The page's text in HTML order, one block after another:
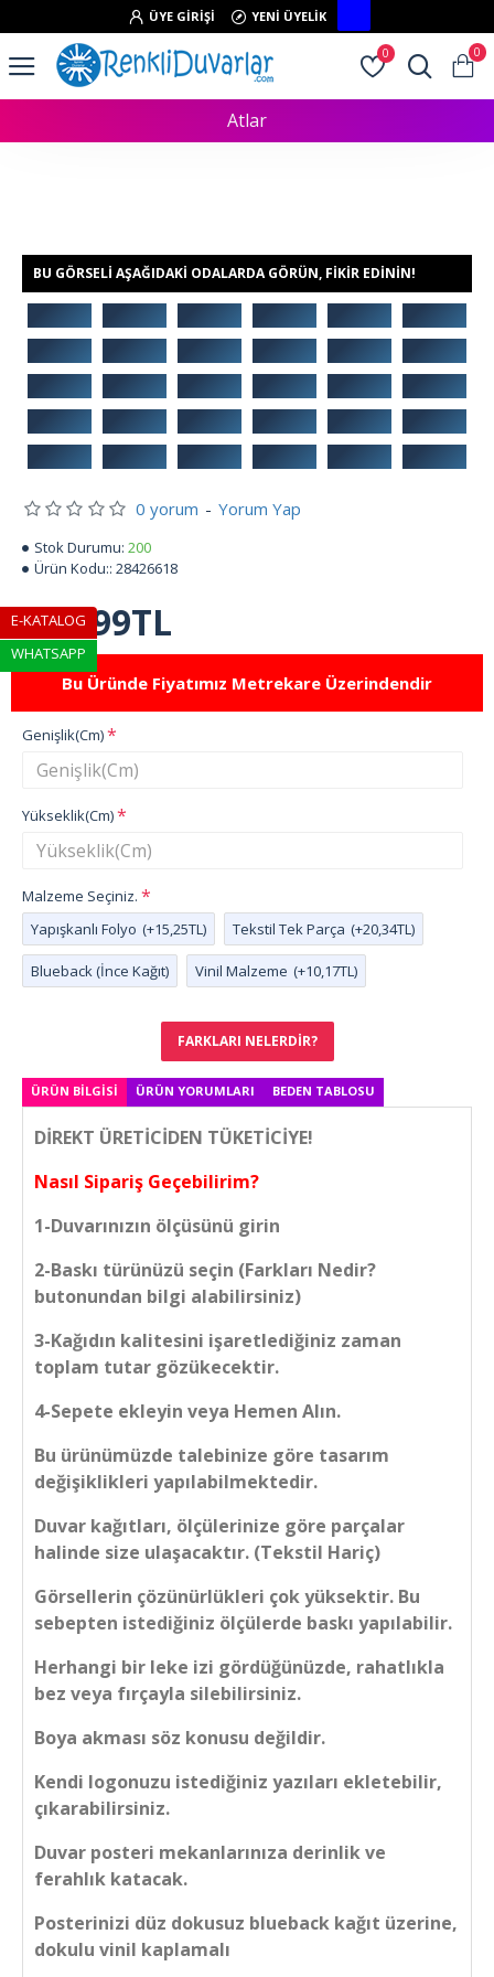
ÜYE GIRIŞI YENI ÜYELIK
0 0
Atlar
BU GÖRSELI AŞAĞIDAKI ODALARDA GÖRÜN, FIKIR EDININ!
FARKLARI NELERDIR?
Bu Üründe Fiyatımız Metrekare Üzerindendir
Stok Durumu: 200
Ürün Kodu:: 28426618
0 yorum - Yorum Yap
799,99TL
Genişlik(Cm)
Yükseklik(Cm)
Malzeme Seçiniz.
Yapışkanlı Folyo (+15,25TL) Tekstil Tek Parça (+20,34TL)
Blueback (İnce Kağıt) Vinil Malzeme (+10,17TL)
ÜRÜN BILGISI ÜRÜN YORUMLARI BEDEN TABLOSU
DİREKT ÜRETİCİDEN TÜKETİCİYE!
Nasıl Sipariş Geçebilirim?
1-Duvarınızın ölçüsünü girin
2-Baskı türünüzü seçin (Farkları Nedir?
butonundan bilgi alabilirsiniz)
3-Kağıdın kalitesini işaretlediğiniz zaman
toplam tutar gözükecektir.
4-Sepete ekleyin veya Hemen Alın.
Bu ürünümüzde talebinize göre tasarım
değişiklikleri yapılabilmektedir.
Duvar kağıtları, ölçülerinize göre parçalar
halinde size ulaşacaktır. (Tekstil Hariç)
Görsellerin çözünürlükleri çok yüksektir. Bu
sebepten istediğiniz ölçülerde baskı yapılabilir.
Herhangi bir leke izi gördüğünüzde, rahatlıkla
bez veya fırçayla silebilirsiniz.
Boya akması söz konusu değildir.
Kendi logonuzu istediğiniz yazıları ekletebilir,
çıkarabilirsiniz.
Duvar posteri mekanlarınıza derinlik ve
ferahlık katacak.
Posterinizi düz dokusuz blueback kağıt üzerine,
dokulu vinil kaplamalı
E-KATALOG
WHATSAPP